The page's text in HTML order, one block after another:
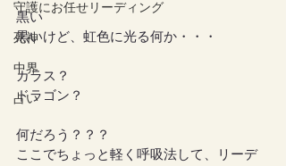
守護にお任せリーディング
死神
中界
占い
黒い
黒いけど、虹色に光る何か・・・
カラス？
ドラゴン？
何だろう？？？
ここでちょっと軽く呼吸法して、リーデ